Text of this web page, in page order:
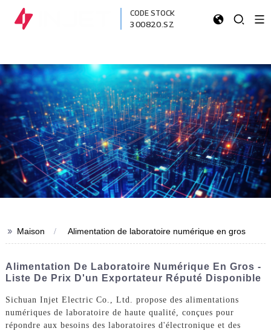
CODE STOCK
300820.SZ
>> Maison Alimentation de laboratoire numérique en gros
Alimentation De Laboratoire Numérique En Gros -
Liste De Prix D'un Exportateur Réputé Disponible
Sichuan Injet Electric Co., Ltd. propose des alimentations
numériques de laboratoire de haute qualité, conçues pour
répondre aux besoins des laboratoires d'électronique et des